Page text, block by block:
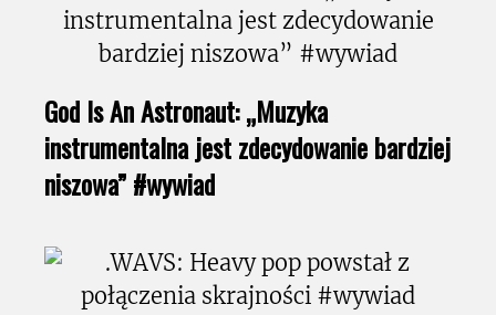
God Is An Astronaut: „Muzyka
instrumentalna jest zdecydowanie bardziej
niszowa” #wywiad